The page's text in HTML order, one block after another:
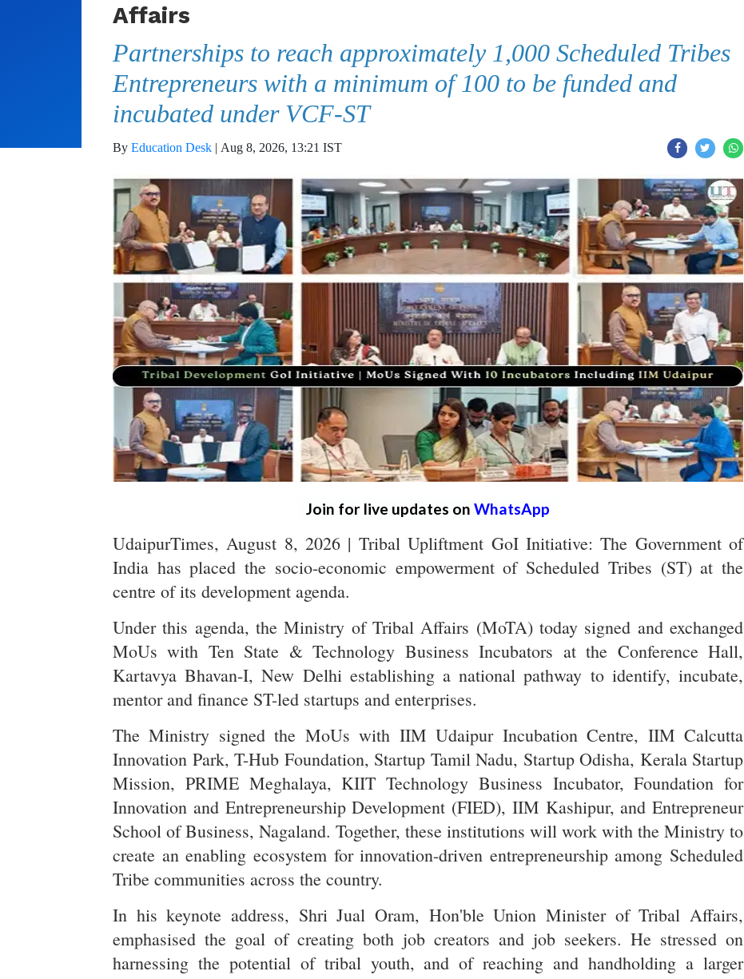
Affairs
Partnerships to reach approximately 1,000 Scheduled Tribes
Entrepreneurs with a minimum of 100 to be funded and
incubated under VCF-ST
By Education Desk | Aug 8, 2026, 13:21 IST
Join for live updates on WhatsApp
UdaipurTimes, August 8, 2026 | Tribal Upliftment GoI Initiative: The Government of
India has placed the socio-economic empowerment of Scheduled Tribes (ST) at the
centre of its development agenda.
Under this agenda, the Ministry of Tribal Affairs (MoTA) today signed and exchanged
MoUs with Ten State & Technology Business Incubators at the Conference Hall,
Kartavya Bhavan-I, New Delhi establishing a national pathway to identify, incubate,
mentor and finance ST-led startups and enterprises.
The Ministry signed the MoUs with IIM Udaipur Incubation Centre, IIM Calcutta
Innovation Park, T-Hub Foundation, Startup Tamil Nadu, Startup Odisha, Kerala Startup
Mission, PRIME Meghalaya, KIIT Technology Business Incubator, Foundation for
Innovation and Entrepreneurship Development (FIED), IIM Kashipur, and Entrepreneur
School of Business, Nagaland. Together, these institutions will work with the Ministry to
create an enabling ecosystem for innovation-driven entrepreneurship among Scheduled
Tribe communities across the country.
In his keynote address, Shri Jual Oram, Hon'ble Union Minister of Tribal Affairs,
emphasised the goal of creating both job creators and job seekers. He stressed on
harnessing the potential of tribal youth, and of reaching and handholding a larger